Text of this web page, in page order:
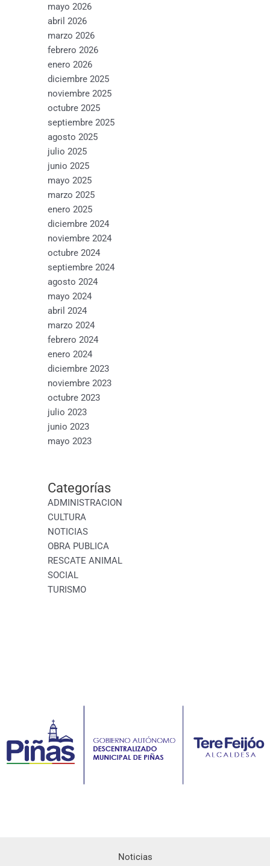
mayo 2026
abril 2026
marzo 2026
febrero 2026
enero 2026
diciembre 2025
noviembre 2025
octubre 2025
septiembre 2025
agosto 2025
julio 2025
junio 2025
mayo 2025
marzo 2025
enero 2025
diciembre 2024
noviembre 2024
octubre 2024
septiembre 2024
agosto 2024
mayo 2024
abril 2024
marzo 2024
febrero 2024
enero 2024
diciembre 2023
noviembre 2023
octubre 2023
julio 2023
junio 2023
mayo 2023
Categorías
ADMINISTRACION
CULTURA
NOTICIAS
OBRA PUBLICA
RESCATE ANIMAL
SOCIAL
TURISMO
Noticias